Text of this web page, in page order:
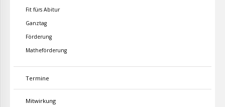
Fit fürs Abitur
Ganztag
Förderung
Matheförderung
Termine
Mitwirkung